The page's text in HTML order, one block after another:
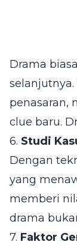
Drama
penasaran,
clue baru.
6. Studi
Dengan
yang
memberi
drama
7. Faktor